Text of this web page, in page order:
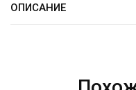
ОПИСАНИЕ